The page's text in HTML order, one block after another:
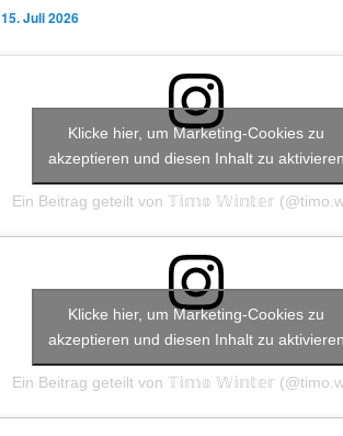
15. Juli 2026
Ein Beitrag geteilt von 𝕋𝕚𝕞𝕠 𝕎𝕚𝕟𝕥𝕖𝕣
Klicke hier, um Marketing-Cookies zu
akzeptieren und diesen Inhalt zu aktivieren
Ein Beitrag geteilt von 𝕋𝕚𝕞𝕠 𝕎𝕚𝕟𝕥𝕖𝕣
Klicke hier, um Marketing-Cookies zu
akzeptieren und diesen Inhalt zu aktivieren